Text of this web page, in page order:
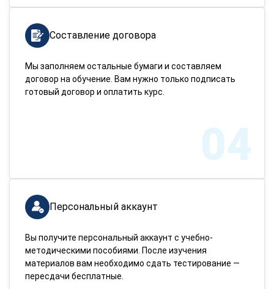
Составление договора
Мы заполняем остальные бумаги и составляем
договор на обучение. Вам нужно только подписать
готовый договор и оплатить курс.
04
Персональный аккаунт
Вы получите персональный аккаунт с учебно-
методическими пособиями. После изучения
материалов вам необходимо сдать тестирование —
пересдачи бесплатные.